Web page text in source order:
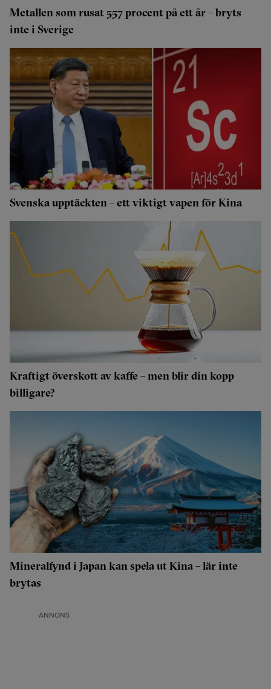
Metallen som rusat 557 procent på ett år – bryts
inte i Sverige
Svenska upptäckten – ett viktigt vapen för Kina
Kraftigt överskott av kaffe – men blir din kopp
billigare?
Mineralfynd i Japan kan spela ut Kina – lär inte
brytas
ANNONS